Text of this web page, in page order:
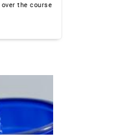
over the course